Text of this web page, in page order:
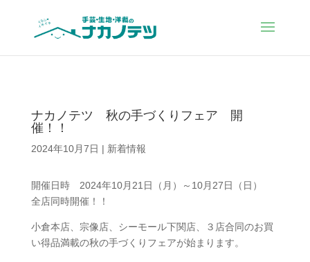
ナカノテツ 秋の手づくりフェア 開
催！！
2024年10月7日 | 新着情報
開催日時 2024年10月21日（月）～10月27日（日）
全店同時開催！！
小倉本店、宗像店、シーモール下関店、３店合同のお買
い得品満載の秋の手づくりフェアが始まります。